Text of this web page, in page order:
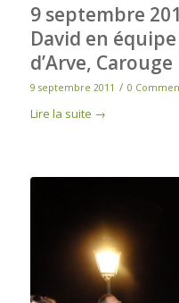
9 septembre
David en
d’Arve, Carouge
9 septembre 2011 / 0
Lire la suite →